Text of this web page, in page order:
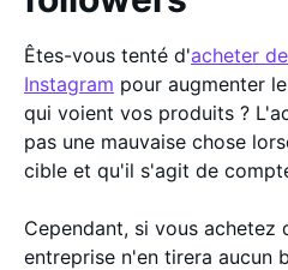
Êtes-vous tenté d'acheter
Instagram pour augmenter
qui voient vos produits ?
pas une mauvaise chose
cible et qu'il s'agit de
Cependant, si vous
entreprise n'en tirera aucun